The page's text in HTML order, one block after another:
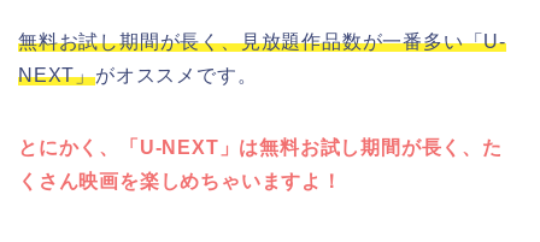
無料お試し期間が長く、見放題作品数が一番多い「U-
NEXT」がオススメです。
とにかく、「U-NEXT」は無料お試し期間が長く、た
くさん映画を楽しめちゃいますよ！